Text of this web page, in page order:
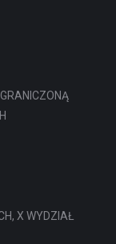
X WYDZIAŁ